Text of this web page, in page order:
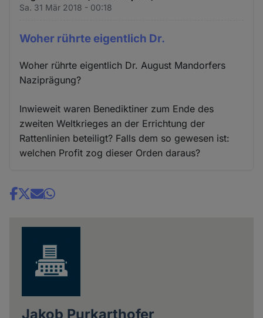
Sa. 31 Mär 2018 - 00:18
Woher rührte eigentlich Dr.
Woher rührte eigentlich Dr. August Mandorfers
Naziprägung?
Inwieweit waren Benediktiner zum Ende des
zweiten Weltkrieges an der Errichtung der
Rattenlinien beteiligt? Falls dem so gewesen ist:
welchen Profit zog dieser Orden daraus?
Share
Jakob Purkarthofer